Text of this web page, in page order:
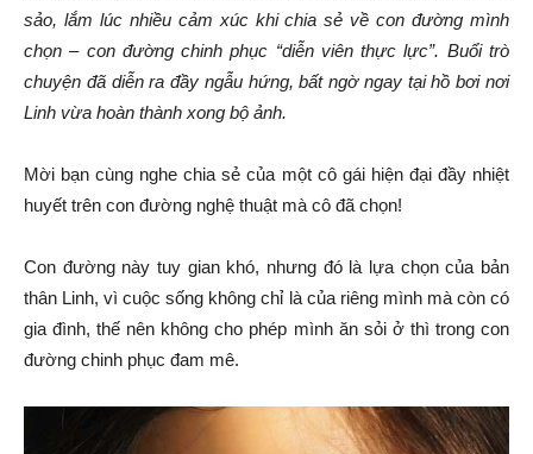
sảo, lắm lúc nhiều cảm xúc khi chia sẻ về con đường mình
chọn – con đường chinh phục “diễn viên thực lực”. Buổi trò
chuyện đã diễn ra đầy ngẫu hứng, bất ngờ ngay tại hồ bơi nơi
Linh vừa hoàn thành xong bộ ảnh.
Mời bạn cùng nghe chia sẻ của một cô gái hiện đại đầy nhiệt
huyết trên con đường nghệ thuật mà cô đã chọn!
Con đường này tuy gian khó, nhưng đó là lựa chọn của bản
thân Linh, vì cuộc sống không chỉ là của riêng mình mà còn có
gia đình, thế nên không cho phép mình ăn sỏi ở thì trong con
đường chinh phục đam mê.